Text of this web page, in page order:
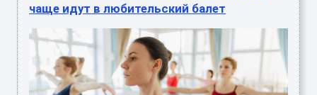
чаще идут в любительский балет